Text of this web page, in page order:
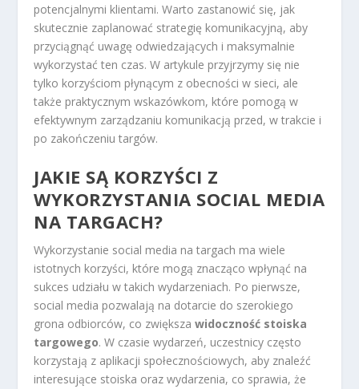
potencjalnymi klientami. Warto zastanowić się, jak
skutecznie zaplanować strategię komunikacyjną, aby
przyciągnąć uwagę odwiedzających i maksymalnie
wykorzystać ten czas. W artykule przyjrzymy się nie
tylko korzyściom płynącym z obecności w sieci, ale
także praktycznym wskazówkom, które pomogą w
efektywnym zarządzaniu komunikacją przed, w trakcie i
po zakończeniu targów.
JAKIE SĄ KORZYŚCI Z
WYKORZYSTANIA SOCIAL MEDIA
NA TARGACH?
Wykorzystanie social media na targach ma wiele
istotnych korzyści, które mogą znacząco wpłynąć na
sukces udziału w takich wydarzeniach. Po pierwsze,
social media pozwalają na dotarcie do szerokiego
grona odbiorców, co zwiększawidoczność stoiska
targowego. W czasie wydarzeń, uczestnicy często
korzystają z aplikacji społecznościowych, aby znaleźć
interesujące stoiska oraz wydarzenia, co sprawia, że